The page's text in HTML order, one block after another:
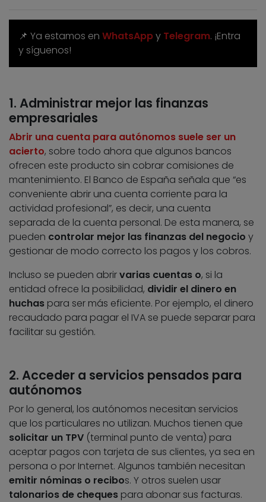
📌 Ya estamos en WhatsAppy Telegram. ¡Entra
y síguenos!
1. Administrar mejor las finanzas
empresariales
Abrir una cuenta para autónomos suele ser un
acierto, sobre todo ahora que algunos bancos
ofrecen este producto sin cobrar comisiones de
mantenimiento. El Banco de España señala que “es
conveniente abrir una cuenta corriente para la
actividad profesional”, es decir, una cuenta
separada de la cuenta personal. De esta manera, se
pueden controlar mejor las finanzas del negocio y
gestionar de modo correcto los pagos y los cobros.
Incluso se pueden abrirvarias cuentas o, si la
entidad ofrece la posibilidad, dividir el dinero en
huchas para ser más eficiente. Por ejemplo, el dinero
recaudado para pagar el IVA se puede separar para
facilitar su gestión.
2. Acceder a servicios pensados para
autónomos
Por lo general, los autónomos necesitan servicios
que los particulares no utilizan. Muchos tienen que
solicitar un TPV (terminal punto de venta) para
aceptar pagos con tarjeta de sus clientes, ya sea en
persona o por Internet. Algunos también necesitan
emitir nóminas o recibos. Y otros suelen usar
talonarios de cheques para abonar sus facturas.